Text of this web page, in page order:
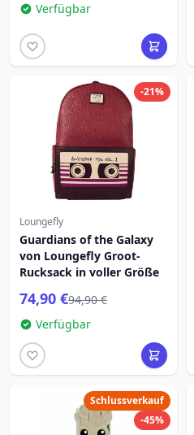
Verfügbar
-21%
Loungefly
Guardians of the Galaxy
von Loungefly Groot-
Rucksack in voller Größe
74,90 €94,90 €
Verfügbar
Schlussverkauf
-45%